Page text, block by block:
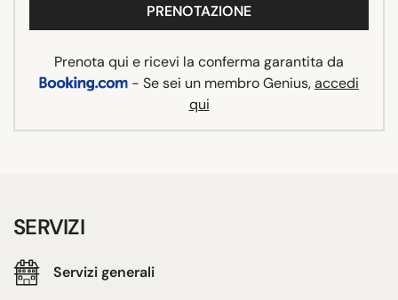
PRENOTAZIONE
Prenota qui e ricevi la conferma garantita da
- Se sei un membro Genius,accedi
qui
SERVIZI
Servizi generali